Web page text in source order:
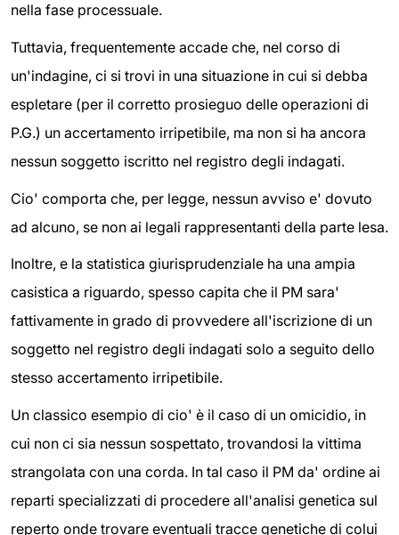
nella fase processuale.
Tuttavia, frequentemente accade che, nel corso di
un'indagine, ci si trovi in una situazione in cui si debba
espletare (per il corretto prosieguo delle operazioni di
P.G.) un accertamento irripetibile, ma non si ha ancora
nessun soggetto iscritto nel registro degli indagati.
Cio' comporta che, per legge, nessun avviso e' dovuto
ad alcuno, se non ai legali rappresentanti della parte lesa.
Inoltre, e la statistica giurisprudenziale ha una ampia
casistica a riguardo, spesso capita che il PM sara'
fattivamente in grado di provvedere all'iscrizione di un
soggetto nel registro degli indagati solo a seguito dello
stesso accertamento irripetibile.
Un classico esempio di cio' è il caso di un omicidio, in
cui non ci sia nessun sospettato, trovandosi la vittima
strangolata con una corda. In tal caso il PM da' ordine ai
reparti specializzati di procedere all'analisi genetica sul
reperto onde trovare eventuali tracce genetiche di colui